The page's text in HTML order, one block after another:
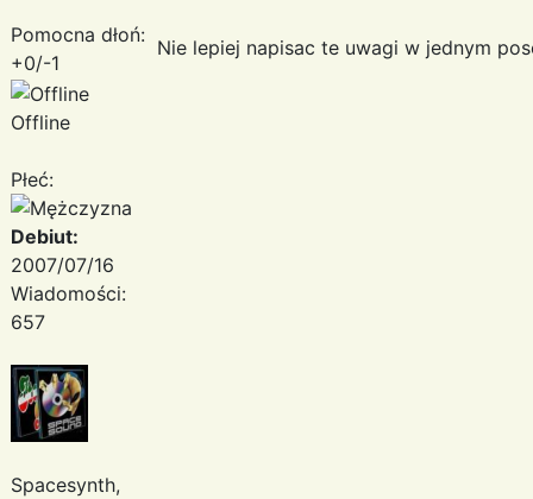
Pomocna dłoń:
+0/-1
Offline
Płeć:
Debiut:
2007/07/16
Wiadomości:
657
Spacesynth,
Nie lepiej napisac te uwagi w jednym